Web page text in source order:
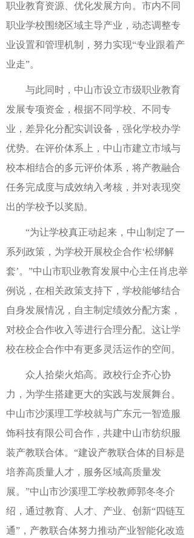
职业教育资源、优化发展方向。市内不同
职业学校围绕区域主导产业，动态调整专
业设置和管理机制，努力实现“专业跟着产
业走”。
与此同时，中山市设立市级职业教育
发展专项资金，根据不同学校、不同专
业，差异化分配实训设备，强化学校办学
优势。在评价体系上，中山市建立市域与
校本相结合的多元评价体系，将产教融合
任务完成度与成效纳入考核，并对表现突
出的学校予以奖励。
“为让学校真正动起来，中山制定了一
系列政策，为学校开展校企合作‘松绑解
套’。”中山市职业教育发展中心主任肖忠举
例说，在相关政策支持下，学校能够结合
自身发展情况，自主制定绩效分配方案，
对校企合作收入等进行合理分配。这让学
校在校企合作中有更多灵活运作的空间。
众人拾柴火焰高。政校行企齐心协
力，为学生搭建更大的实践与发展舞台。
中山市沙溪理工学校就与广东元一智造服
饰科技有限公司合作，共建中山市纺织服
装产教联合体。“建设产教联合体的目标是
培养高质量人才，服务区域高质量发
展。”中山市沙溪理工学校教师郭冬冬介
绍，通过教育、人才、产业、创新“四链互
通”，产教联合体努力推动产业智能化改造